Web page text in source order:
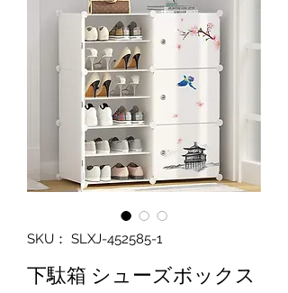
SKU： SLXJ-452585-1
下駄箱 シューズボックス